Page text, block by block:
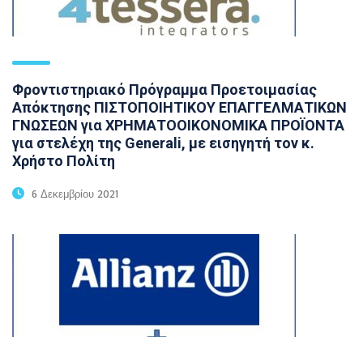
Φροντιστηριακό Πρόγραμμα Προετοιμασίας
Απόκτησης ΠΙΣΤΟΠΟΙΗΤΙΚΟΥ ΕΠΑΓΓΕΛΜΑΤΙΚΩΝ
ΓΝΩΣΕΩΝ για ΧΡΗΜΑΤΟΟΙΚΟΝΟΜΙΚΑ ΠΡΟΪΟΝΤΑ
για στελέχη της Generali, με εισηγητή τον κ.
Χρήστο Πολίτη
6 Δεκεμβρίου 2021